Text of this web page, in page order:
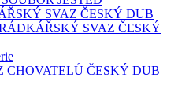
SVAZ ČESKÝ DUB
SVAZ ČESKÝ
CHOVATELŮ ČESKÝ DUB